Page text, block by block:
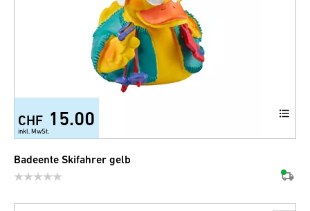
CHF 15.00
inkl. MwSt.
Badeente Skifahrer gelb